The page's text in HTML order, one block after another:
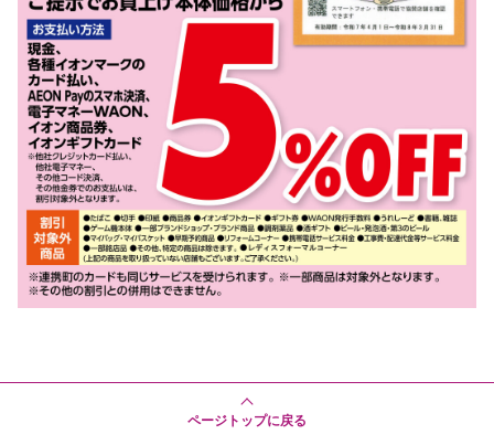
ページトップに戻る